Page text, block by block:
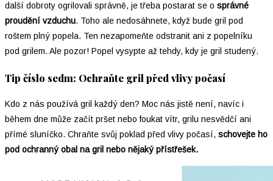
další dobroty ogrilovali správně, je třeba postarat se o správné
proudění vzduchu. Toho ale nedosáhnete, když bude gril pod
roštem plný popela. Ten nezapomeňte odstranit ani z popelníku
pod grilem. Ale pozor! Popel vysypte až tehdy, kdy je gril studený.
Tip číslo sedm: Ochraňte gril před vlivy počasí
Kdo z nás používá gril každý den? Moc nás jistě není, navíc i
během dne může začít pršet nebo foukat vítr, grilu nesvědčí ani
přímé sluníčko. Chraňte svůj poklad před vlivy počasí, schovejte ho
pod ochranný obal na gril nebo nějaký přístřešek.